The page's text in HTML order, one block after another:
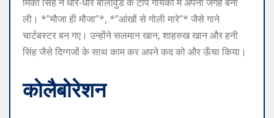
ली। *”मौजा ही मौजा”*, *”आंखों से गोली मारे”* जैसे गाने
चार्टबस्टर बन गए। उन्होंने सलमान खान, शाहरुख खान और हनी
सिंह जैसे दिग्गजों के साथ काम कर अपने कद को और ऊँचा किया।
कोलैबोरेशन